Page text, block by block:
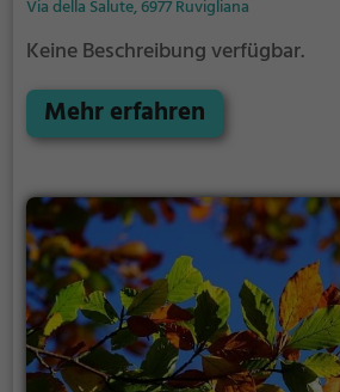
Via della Salute, 6977 Ruvigliana
Keine Beschreibung verfügbar.
Mehr erfahren